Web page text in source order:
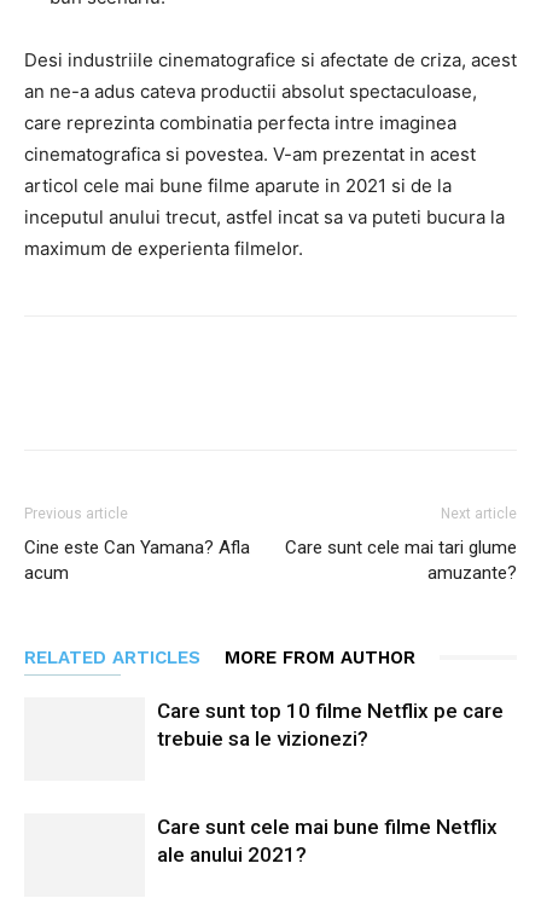
Desi industriile cinematografice si afectate de criza, acest
an ne-a adus cateva productii absolut spectaculoase,
care reprezinta combinatia perfecta intre imaginea
cinematografica si povestea. V-am prezentat in acest
articol cele mai bune filme aparute in 2021 si de la
inceputul anului trecut, astfel incat sa va puteti bucura la
maximum de experienta filmelor.
Previous article
Cine este Can Yamana? Afla
acum
Next article
Care sunt cele mai tari glume
amuzante?
RELATED ARTICLES MORE FROM AUTHOR
Care sunt top 10 filme Netflix pe care
trebuie sa le vizionezi?
Care sunt cele mai bune filme Netflix
ale anului 2021?